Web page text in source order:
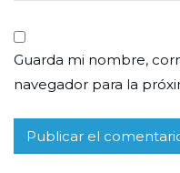
Guarda mi nombre,
navegador para la